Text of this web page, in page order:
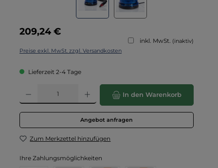
Regulärer Preis:
209,24 €
inkl. MwSt. (inaktiv)
Preise exkl. MwSt. zzgl. Versandkosten
Lieferzeit 2-4 Tage
Produkt Anzahl: Gib den gewünschten Wert ein oder benutze die
In den Warenkorb
Angebot anfragen
Zum Merkzettel hinzufügen
Ihre Zahlungsmöglichkeiten